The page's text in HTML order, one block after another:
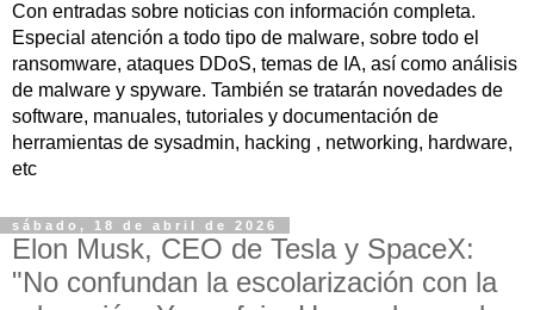
Con entradas sobre noticias con información completa.
Especial atención a todo tipo de malware, sobre todo el
ransomware, ataques DDoS, temas de IA, así como análisis
de malware y spyware. También se tratarán novedades de
software, manuales, tutoriales y documentación de
herramientas de sysadmin, hacking , networking, hardware,
etc
sábado, 18 de abril de 2026
Elon Musk, CEO de Tesla y SpaceX:
"No confundan la escolarización con la